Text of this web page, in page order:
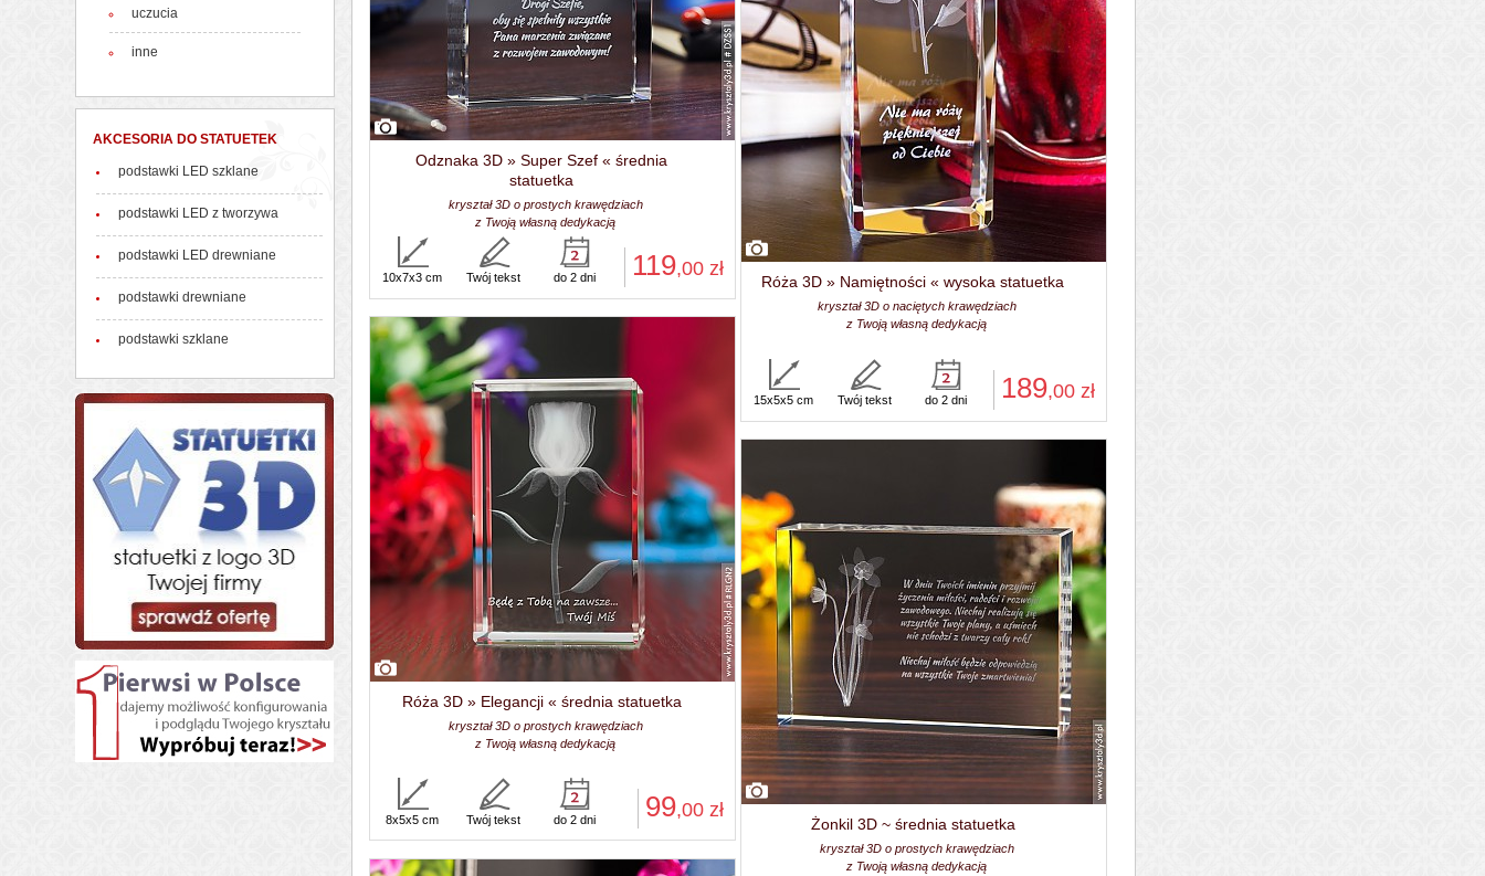
uczucia
inne
AKCESORIA DO STATUETEK
podstawki LED szklane
podstawki LED z tworzywa
podstawki LED drewniane
podstawki drewniane
podstawki szklane
Odznaka 3D » Super Szef « średnia
statuetka
kryształ 3D o prostych krawędziach
z Twoją własną dedykacją
119,00zł
10x7x3 cm Twój tekst do 2 dni Róża 3D » Namiętności « wysoka statuetka
kryształ 3D o naciętych krawędziach
z Twoją własną dedykacją
189,00zł
15x5x5 cm Twój tekst do 2 dni
Róża 3D » Elegancji « średnia statuetka
kryształ 3D o prostych krawędziach
z Twoją własną dedykacją
99,00zł
8x5x5 cm Twój tekst do 2 dni Żonkil 3D ~ średnia statuetka
kryształ 3D o prostych krawędziach
z Twoją własną dedykacją